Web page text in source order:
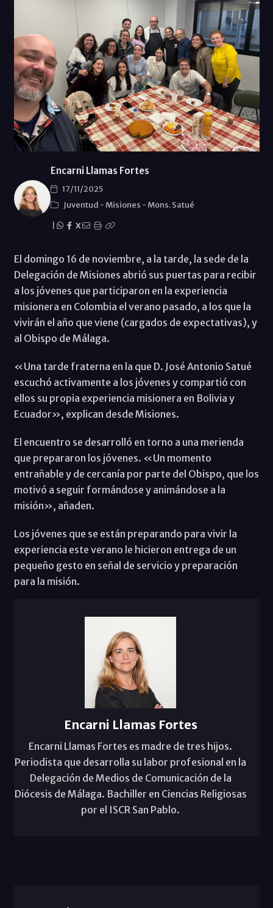
Encarni Llamas Fortes
17/11/2025
Juventud - Misiones - Mons. Satué
X
El domingo 16 de noviembre, a la tarde, la sede de la
Delegación de Misiones abrió sus puertas para recibir
a los jóvenes que participaron en la experiencia
misionera en Colombia el verano pasado, a los que la
vivirán el año que viene (cargados de expectativas), y
al Obispo de Málaga.
«Una tarde fraterna en la que D. José Antonio Satué
escuchó activamente a los jóvenes y compartió con
ellos su propia experiencia misionera en Bolivia y
Ecuador», explican desde Misiones.
El encuentro se desarrolló en torno a una merienda
que prepararon los jóvenes. «Un momento
entrañable y de cercanía por parte del Obispo, que los
motivó a seguir formándose y animándose a la
misión», añaden.
Los jóvenes que se están preparando para vivir la
experiencia este verano le hicieron entrega de un
pequeño gesto en señal de servicio y preparación
para la misión.
Encarni Llamas Fortes
Encarni Llamas Fortes es madre de tres hijos.
Periodista que desarrolla su labor profesional en la
Delegación de Medios de Comunicación de la
Diócesis de Málaga. Bachiller en Ciencias Religiosas
por el ISCR San Pablo.